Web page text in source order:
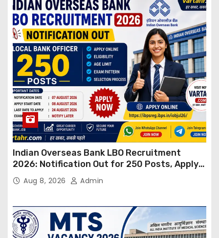
Indian Overseas Bank LBO Recruitment
2026: Notification Out for 250 Posts, Apply
OnlineAug 8, 2026 Admin